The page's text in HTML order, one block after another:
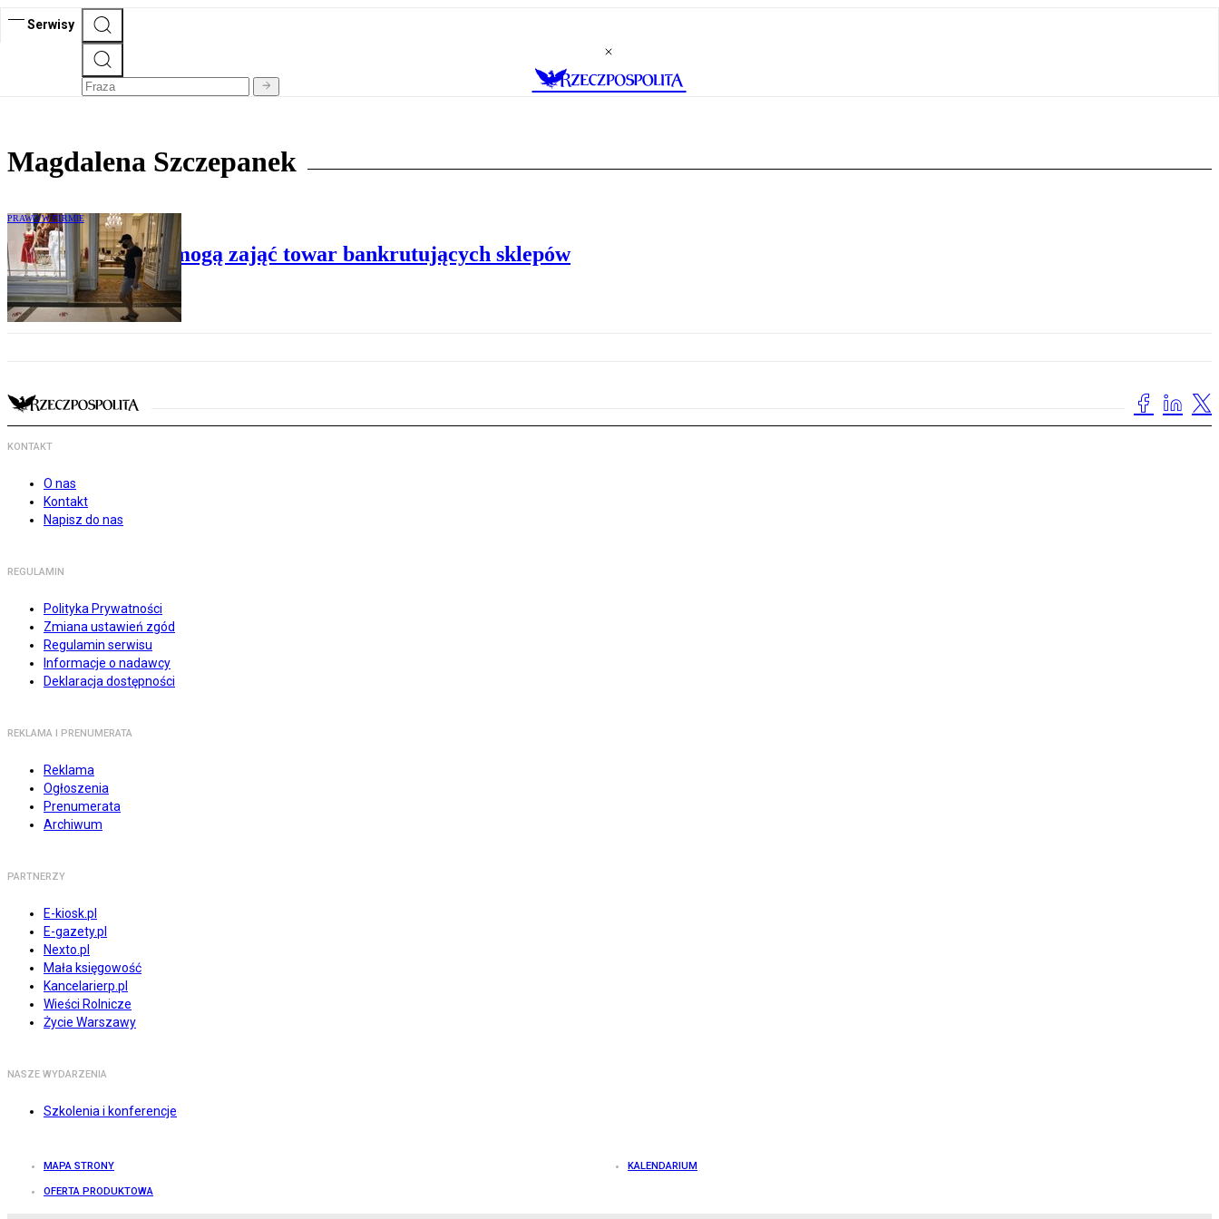
Serwisy
Magdalena Szczepanek
PRAWO W FIRMIE
Centra handlowe mogą zająć towar bankrutujących sklepów
KONTAKT
O nas
Kontakt
Napisz do nas
REGULAMIN
Polityka Prywatności
Zmiana ustawień zgód
Regulamin serwisu
Informacje o nadawcy
Deklaracja dostępności
REKLAMA I PRENUMERATA
Reklama
Ogłoszenia
Prenumerata
Archiwum
PARTNERZY
E-kiosk.pl
E-gazety.pl
Nexto.pl
Mała księgowość
Kancelarierp.pl
Wieści Rolnicze
Życie Warszawy
NASZE WYDARZENIA
Szkolenia i konferencje
MAPA STRONY KALENDARIUM
OFERTA PRODUKTOWA